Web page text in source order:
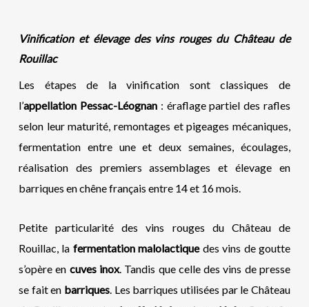
Vinification et élevage des vins rouges du Château de
Rouillac
Les étapes de la vinification sont classiques de
l’appellation Pessac-Léognan: éraflage partiel des rafles
selon leur maturité, remontages et pigeages mécaniques,
fermentation entre une et deux semaines, écoulages,
réalisation des premiers assemblages et élevage en
barriques en chêne français entre 14 et 16 mois.
Petite particularité des vins rouges du Château de
Rouillac, la fermentation malolactiquedes vins de goutte
s’opère en cuves inox. Tandis que celle des vins de presse
se fait en barriques. Les barriques utilisées par le Château